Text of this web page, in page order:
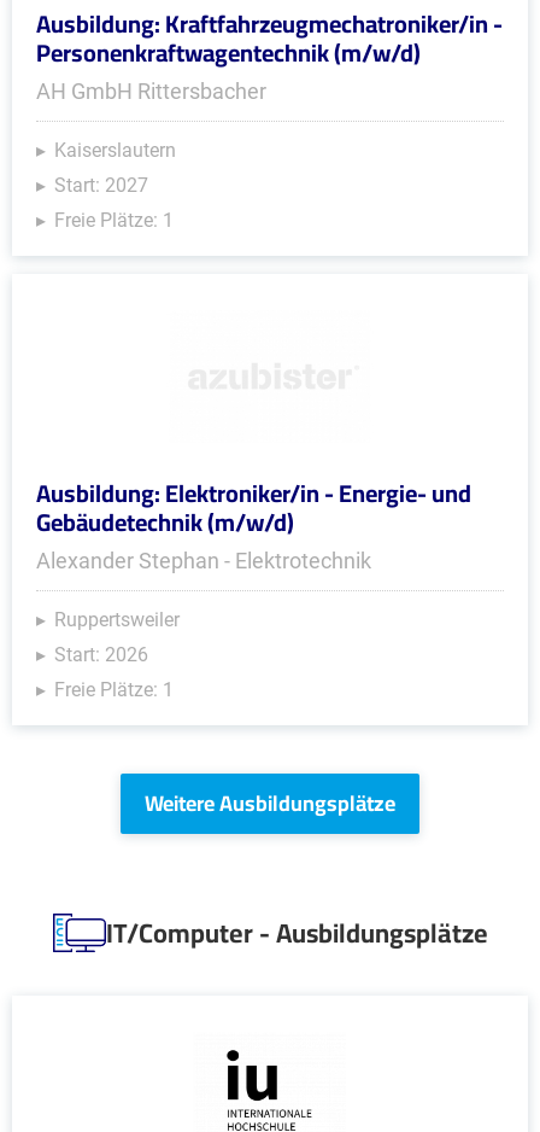
Ausbildung: Kraftfahrzeugmechatroniker/in -
Personenkraftwagentechnik (m/w/d)
AH GmbH Rittersbacher
Kaiserslautern
Start: 2027
Freie Plätze: 1
Ausbildung: Elektroniker/in - Energie- und
Gebäudetechnik (m/w/d)
Alexander Stephan - Elektrotechnik
Ruppertsweiler
Start: 2026
Freie Plätze: 1
Weitere Ausbildungsplätze
IT/Computer - Ausbildungsplätze